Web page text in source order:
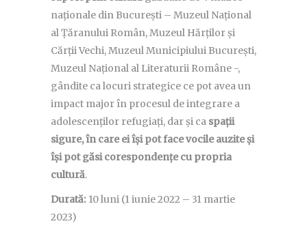
naționale din București – Muzeul Național
al Țăranului Român, Muzeul Hărților și
Cărții Vechi, Muzeul Municipiului București,
Muzeul Național al Literaturii Române -,
gândite ca locuri strategice ce pot avea un
impact major în procesul de integrare a
adolescenților refugiați, dar și ca spații
sigure, în care ei își pot face vocile auzite și
își pot găsi corespondențe cu propria
cultură.
Durată: 10 luni (1 iunie 2022 – 31 martie
2023)